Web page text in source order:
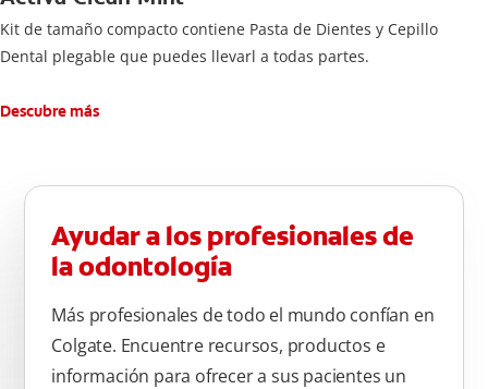
Kit de tamaño compacto contiene Pasta de Dientes y Cepillo
Dental plegable que puedes llevarl a todas partes.
Descubre más
Ayudar a los profesionales de
la odontología
Más profesionales de todo el mundo confían en
Colgate. Encuentre recursos, productos e
información para ofrecer a sus pacientes un